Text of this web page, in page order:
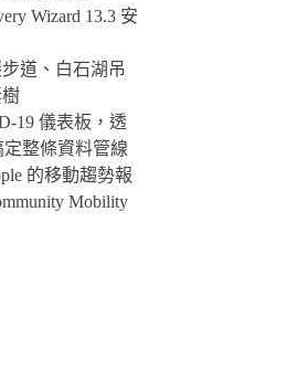
Wizard 13.3 安
道、白石湖吊
19 儀表板，透
定整條資料管線
的移動趨勢報
Mobility